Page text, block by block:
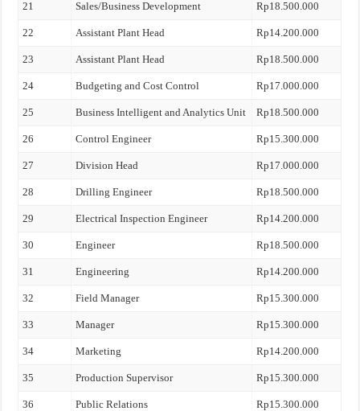
21 Sales/Business Development Rp18.500.000
22 Assistant Plant Head Rp14.200.000
23 Assistant Plant Head Rp18.500.000
24 Budgeting and Cost Control Rp17.000.000
25 Business Intelligent and Analytics Unit Rp18.500.000
26 Control Engineer Rp15.300.000
27 Division Head Rp17.000.000
28 Drilling Engineer Rp18.500.000
29 Electrical Inspection Engineer Rp14.200.000
30 Engineer Rp18.500.000
31 Engineering Rp14.200.000
32 Field Manager Rp15.300.000
33 Manager Rp15.300.000
34 Marketing Rp14.200.000
35 Production Supervisor Rp15.300.000
36 Public Relations Rp15.300.000